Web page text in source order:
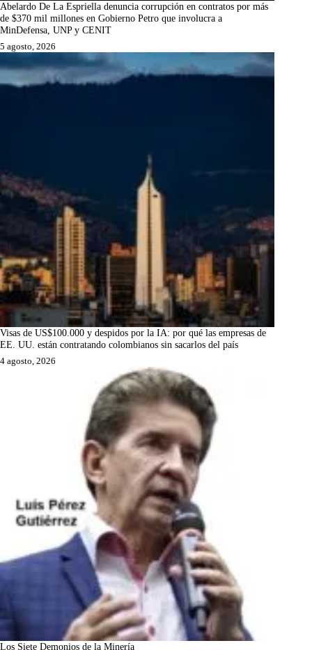
Abelardo De La Espriella denuncia corrupción en contratos por más
de $370 mil millones en Gobierno Petro que involucra a
MinDefensa, UNP y CENIT
5 agosto, 2026
Visas de US$100.000 y despidos por la IA: por qué las empresas de
EE. UU. están contratando colombianos sin sacarlos del país
4 agosto, 2026
Los Siete Demonios de la Minería